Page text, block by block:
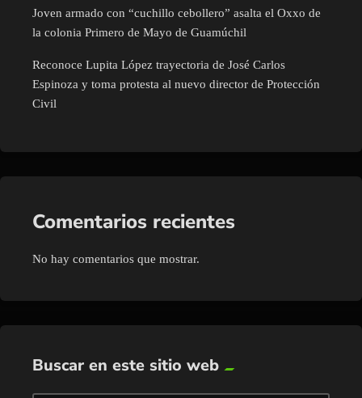
Joven armado con “cuchillo cebollero” asalta el Oxxo de
la colonia Primero de Mayo de Guamúchil
Reconoce Lupita López trayectoria de José Carlos
Espinoza y toma protesta al nuevo director de Protección
Civil
Comentarios recientes
No hay comentarios que mostrar.
Buscar en este sitio web